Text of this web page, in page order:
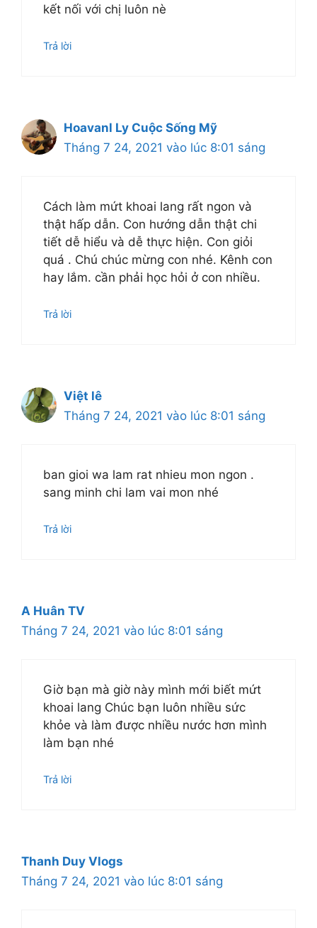
kết nối với chị luôn nè
Trả lời
Hoavanl Ly Cuộc Sống Mỹ
Tháng 7 24, 2021 vào lúc 8:01 sáng
Cách làm mứt khoai lang rất ngon và
thật hấp dẫn. Con hướng dẫn thật chi
tiết dễ hiểu và dễ thực hiện. Con giỏi
quá . Chú chúc mừng con nhé. Kênh con
hay lắm. cần phải học hỏi ở con nhiều.
Trả lời
Việt lê
Tháng 7 24, 2021 vào lúc 8:01 sáng
ban gioi wa lam rat nhieu mon ngon .
sang minh chi lam vai mon nhé
Trả lời
A Huân TV
Tháng 7 24, 2021 vào lúc 8:01 sáng
Giờ bạn mà giờ này mình mới biết mứt
khoai lang Chúc bạn luôn nhiều sức
khỏe và làm được nhiều nước hơn mình
làm bạn nhé
Trả lời
Thanh Duy Vlogs
Tháng 7 24, 2021 vào lúc 8:01 sáng